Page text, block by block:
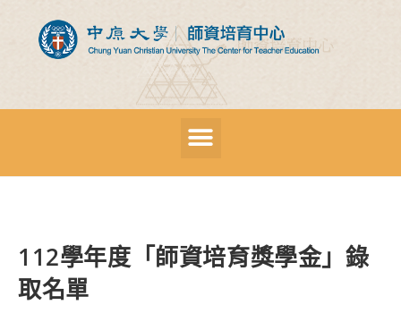
112學年度「師資培育獎學金」錄
取名單